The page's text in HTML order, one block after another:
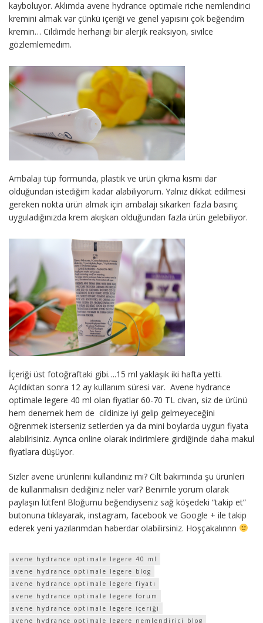
kayboluyor. Aklımda avene hydrance optimale riche nemlendirici
kremini almak var çünkü içeriği ve genel yapısını çok beğendim
kremin… Cildimde herhangi bir alerjik reaksiyon, sivilce
gözlemlemedim.
Ambalajı tüp formunda, plastik ve ürün çıkma kısmı dar
olduğundan istediğim kadar alabiliyorum. Yalnız dikkat edilmesi
gereken nokta ürün almak için ambalajı sıkarken fazla basınç
uyguladığınızda krem akışkan olduğundan fazla ürün gelebiliyor.
İçeriği üst fotoğraftaki gibi….15 ml yaklaşık iki hafta yetti.
Açıldıktan sonra 12 ay kullanım süresi var. Avene hydrance
optimale legere 40 ml olan fiyatlar 60-70 TL civarı, siz de ürünü
hem denemek hem de cildinize iyi gelip gelmeyeceğini
öğrenmek isterseniz setlerden ya da mini boylarda uygun fiyata
alabilrisiniz. Ayrıca online olarak indirimlere girdiğinde daha makul
fiyatlara düşüyor.
Sizler avene ürünlerini kullandınız mı? Cilt bakımında şu ürünleri
de kullanmalısın dediğiniz neler var? Benimle yorum olarak
paylaşın lütfen! Bloğumu beğendiyseniz sağ köşedeki “takip et”
butonuna tıklayarak, instagram, facebook ve Google + ile takip
ederek yeni yazılarımdan haberdar olabilirsiniz. Hoşçakalınnn
avene hydrance optimale legere 40 ml
avene hydrance optimale legere blog
avene hydrance optimale legere fiyatı
avene hydrance optimale legere forum
avene hydrance optimale legere içeriği
avene hydrance optimale legere nemlendirici blog